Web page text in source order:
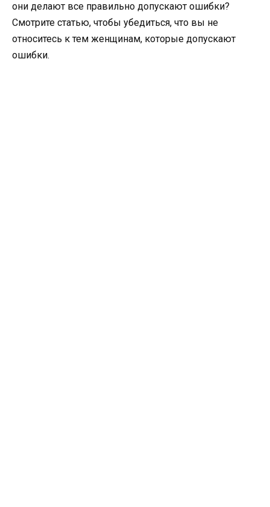
они делают все правильно допускают ошибки?
Смотрите статью, чтобы убедиться, что вы не
относитесь к тем женщинам, которые допускают
ошибки.